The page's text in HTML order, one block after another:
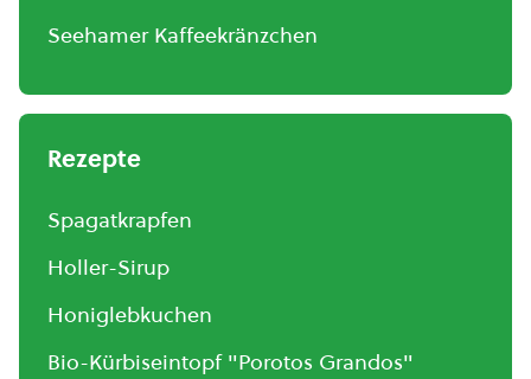
Seehamer Kaffeekränzchen
Rezepte
Spagatkrapfen
Holler-Sirup
Honiglebkuchen
Bio-Kürbiseintopf "Porotos Grandos"